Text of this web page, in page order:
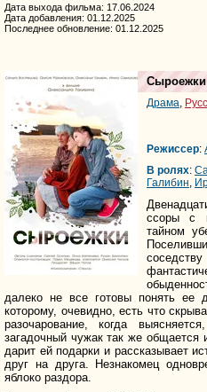
Дата выхода фильма: 17.06.2024
Дата добавления: 01.12.2025
Последнее обновление: 01.12.2025
Сыроежки
Драма
Режиссер:
В ролях:
Галибин
ссоры с
тайном
далеко не все готовы понять ее
которому, очевидно, есть что
разочарование, когда
загадочный чужак так же общается
дарит ей подарки и рассказывает
друг на друга. Незнакомец
яблоко раздора.